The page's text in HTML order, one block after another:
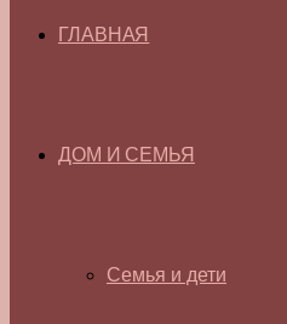
ГЛАВНАЯ
ДОМ И СЕМЬЯ
Семья и дети